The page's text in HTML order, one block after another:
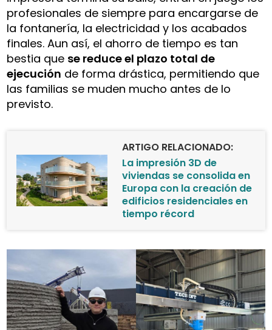
profesionales de siempre para encargarse de
la fontanería, la electricidad y los acabados
finales. Aun así, el ahorro de tiempo es tan
bestia que se reduce el plazo total de
ejecución de forma drástica, permitiendo que
las familias se muden mucho antes de lo
previsto.
ARTIGO RELACIONADO:
La impresión 3D de
viviendas se consolida en
Europa con la creación de
edificios residenciales en
tiempo récord